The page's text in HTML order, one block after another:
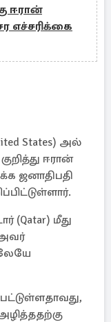
ஈரான்
எச்சரிக்கை
States) அல்
ஈரான்
ஜனாதிபதி
(Qatar) மீது